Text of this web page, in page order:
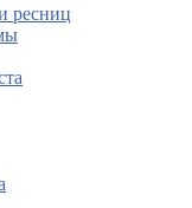
ресниц